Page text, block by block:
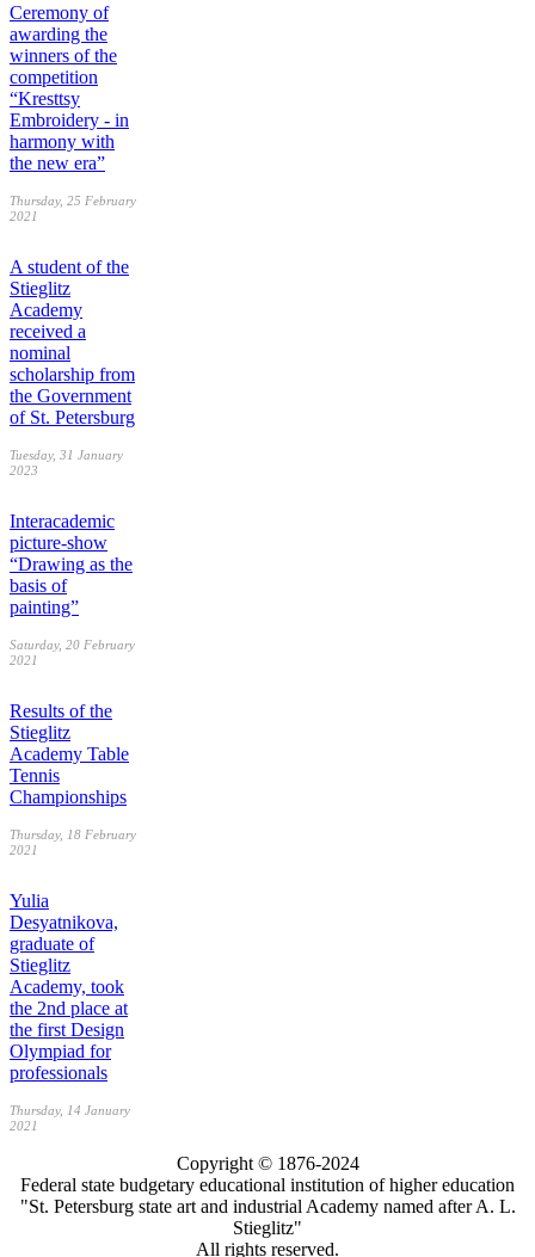
Ceremony of
awarding the
winners of the
competition
“Kresttsy
Embroidery - in
harmony with
the new era”
Thursday, 25 February
2021
A student of the
Stieglitz
Academy
received a
nominal
scholarship from
the Government
of St. Petersburg
Tuesday, 31 January
2023
Interacademic
picture-show
“Drawing as the
basis of
painting”
Saturday, 20 February
2021
Results of the
Stieglitz
Academy Table
Tennis
Championships
Thursday, 18 February
2021
Yulia
Desyatnikova,
graduate of
Stieglitz
Academy, took
the 2nd place at
the first Design
Olympiad for
professionals
Thursday, 14 January
2021
Copyright © 1876-2024
Federal state budgetary educational institution of higher education
"St. Petersburg state art and industrial Academy named after A. L.
Stieglitz"
All rights reserved.